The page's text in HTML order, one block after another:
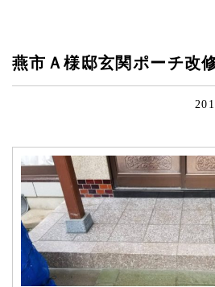
燕市Ａ様邸玄関ポーチ改